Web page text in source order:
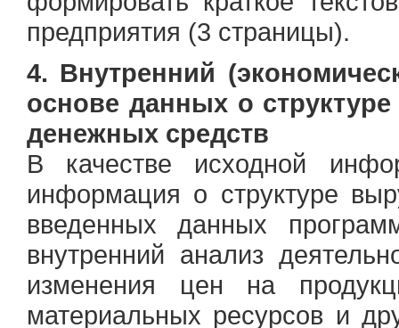
предприятия (3 страницы).
4. Внутренний
основе данных о
денежных средств
В качестве исходной
информация о структуре
введенных данных
внутренний анализ
изменения цен на
материальных ресурсов и